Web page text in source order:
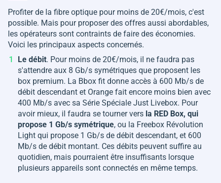
Profiter de la fibre optique pour moins de 20€/mois, c'est
possible. Mais pour proposer des offres aussi abordables,
les opérateurs sont contraints de faire des économies.
Voici les principaux aspects concernés.
Le débit. Pour moins de 20€/mois, il ne faudra pas
s'attendre aux 8 Gb/s symétriques que proposent les
box premium. La Bbox fit donne accès à 600 Mb/s de
débit descendant et Orange fait encore moins bien avec
400 Mb/s avec sa Série Spéciale Just Livebox. Pour
avoir mieux, il faudra se tourner vers la RED Box, qui
propose 1 Gb/s symétrique, ou la Freebox Révolution
Light qui propose 1 Gb/s de débit descendant, et 600
Mb/s de débit montant. Ces débits peuvent suffire au
quotidien, mais pourraient être insuffisants lorsque
plusieurs appareils sont connectés en même temps.